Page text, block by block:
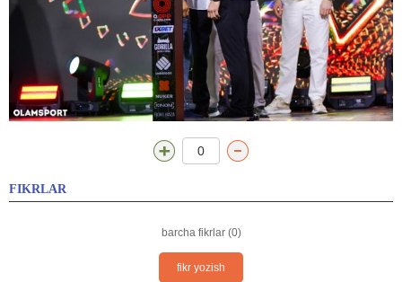
0
FIKRLAR
barcha fikrlar (0)
fikr yozish